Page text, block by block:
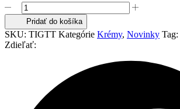
množstvo
Tiger
Ink
Reviver
200
Pridať do košíka
SKU: TIGTT Kategórie Krémy, Novinky Tag:
Zdieľať: